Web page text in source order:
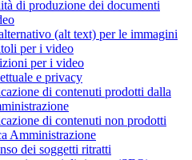
di produzione dei documenti
(alt text) per le immagini
per i video
per i video
e privacy
di contenuti prodotti dalla
di contenuti non prodotti
Amministrazione
dei soggetti ritratti